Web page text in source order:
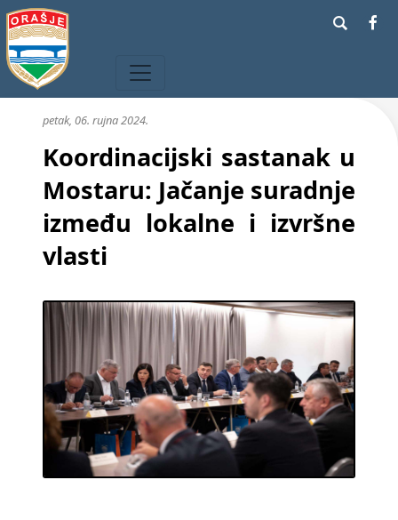
petak, 06. rujna 2024.
Koordinacijski sastanak u
Mostaru: Jačanje suradnje
između lokalne i izvršne
vlasti